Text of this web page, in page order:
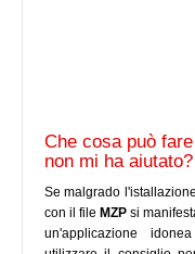
Che cosa può
non mi ha aiutato?
Se malgrado
con il file MZP si
un'applicazione